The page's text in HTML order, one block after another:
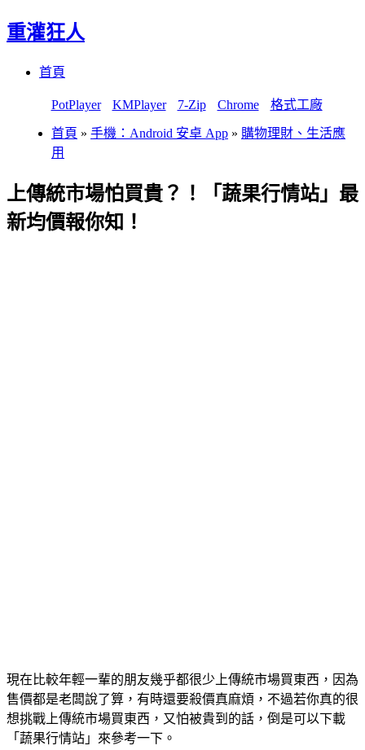
重灌狂人
首頁
PotPlayer KMPlayer 7-Zip Chrome 格式工廠
首頁 » 手機：Android 安卓 App » 購物理財、生活應
用
上傳統市場怕買貴？！「蔬果行情站」最
新均價報你知！
現在比較年輕一輩的朋友幾乎都很少上傳統市場買東西，因為
售價都是老闆說了算，有時還要殺價真麻煩，不過若你真的很
想挑戰上傳統市場買東西，又怕被貴到的話，倒是可以下載
「蔬果行情站」來參考一下。